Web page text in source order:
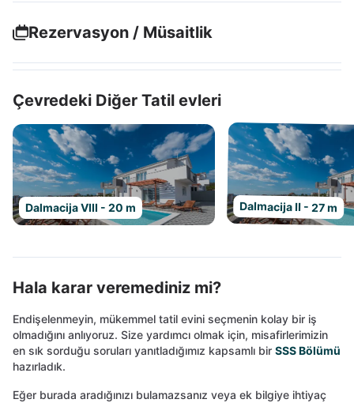
Rezervasyon / Müsaitlik
Çevredeki Diğer Tatil evleri
Dalmacija VIII - 20 m Dalmacija II - 27 m
Hala karar veremediniz mi?
Endişelenmeyin, mükemmel tatil evini seçmenin kolay bir iş
olmadığını anlıyoruz. Size yardımcı olmak için, misafirlerimizin
en sık sorduğu soruları yanıtladığımız kapsamlı bir SSS Bölümü
hazırladık.
Eğer burada aradığınızı bulamazsanız veya ek bilgiye ihtiyaç